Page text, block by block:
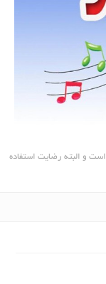
و البته رضایت استفاده